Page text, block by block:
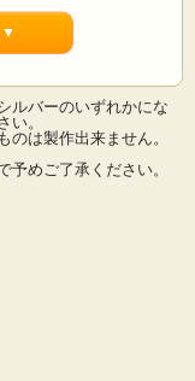
にお着けいただけます。
ーは造花の中で最も高級
ら生産まで全て国内・国
下さい。
。
のいずれかになり画像と
▼
ルバーのいずれかにな
い。
は製作出来ません。
めご了承ください。